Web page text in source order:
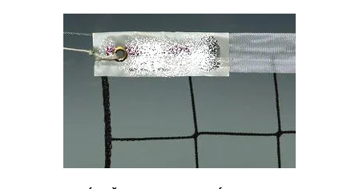
Volejbalová sieť s oceľovým lankom o dĺžke 11,5m, sieť je obšitá
v hornej časti vyztuženou PVC páskou šírky 50 mm, veľkosť oka
10x10 cm, polypropylén 3 mm, farba: čierna volejbalová sieť...